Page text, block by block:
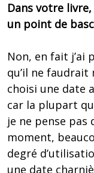
Dans votre
un point de
Non, en fait j’ai
qu’il ne faudrait
choisi une date
car la plupart
je ne pense pas
moment,
degré
une date